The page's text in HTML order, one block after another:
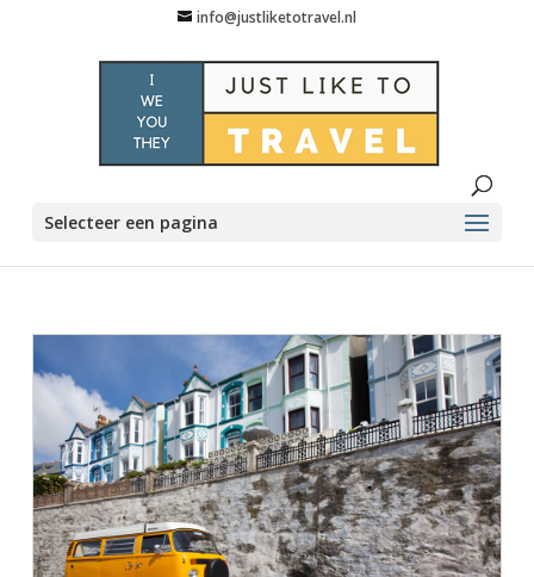
info@justliketotravel.nl
Selecteer een pagina